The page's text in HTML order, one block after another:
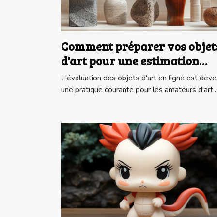
Comment préparer vos
d'art pour une estimation
gratuite en ligne ?
L'évaluation des objets d'art en ligne est
une pratique courante pour les amateurs d'art...